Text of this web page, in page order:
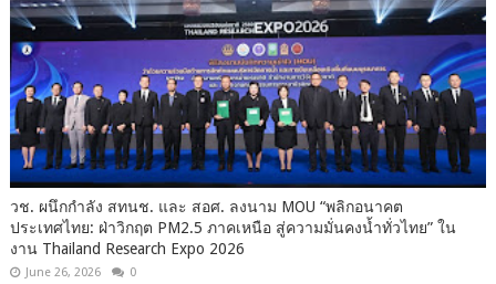
วช. ผนึกกำลัง สทนช. และ สอศ. ลงนาม MOU “พลิกอนาคต
ประเทศไทย: ฝ่าวิกฤต PM2.5 ภาคเหนือ สู่ความมั่นคงน้ำทั่วไทย” ใน
งาน Thailand Research Expo 2026
June 26, 2026 0